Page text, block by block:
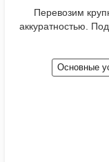
Перевозим
аккуратностью.
Основные